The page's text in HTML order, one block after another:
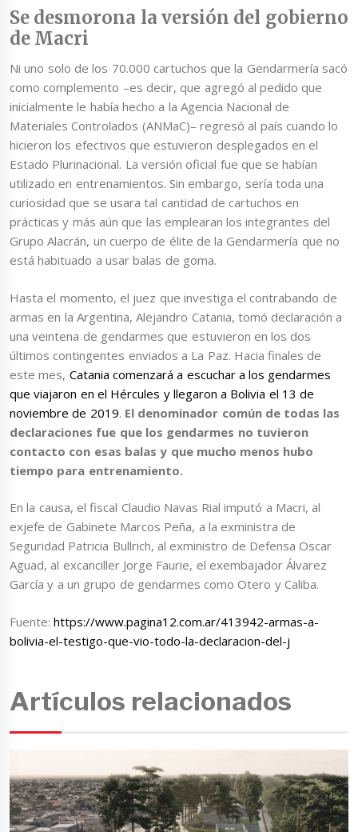
Se desmorona la versión del gobierno
de Macri
Ni uno solo de los 70.000 cartuchos que la Gendarmería sacó
como complemento –es decir, que agregó al pedido que
inicialmente le había hecho a la Agencia Nacional de
Materiales Controlados (ANMaC)– regresó al país cuando lo
hicieron los efectivos que estuvieron desplegados en el
Estado Plurinacional. La versión oficial fue que se habían
utilizado en entrenamientos. Sin embargo, sería toda una
curiosidad que se usara tal cantidad de cartuchos en
prácticas y más aún que las emplearan los integrantes del
Grupo Alacrán, un cuerpo de élite de la Gendarmería que no
está habituado a usar balas de goma.
Hasta el momento, el juez que investiga el contrabando de
armas en la Argentina, Alejandro Catania, tomó declaración a
una veintena de gendarmes que estuvieron en los dos
últimos contingentes enviados a La Paz. Hacia finales de
este mes, Catania comenzará a escuchar a los gendarmes
que viajaron en el Hércules y llegaron a Bolivia el 13 de
noviembre de 2019. El denominador común de todas las
declaraciones fue que los gendarmes no tuvieron
contacto con esas balas y que mucho menos hubo
tiempo para entrenamiento.
En la causa, el fiscal Claudio Navas Rial imputó a Macri, al
exjefe de Gabinete Marcos Peña, a la exministra de
Seguridad Patricia Bullrich, al exministro de Defensa Oscar
Aguad, al excanciller Jorge Faurie, el exembajador Álvarez
García y a un grupo de gendarmes como Otero y Caliba.
Fuente:https://www.pagina12.com.ar/413942-armas-a-
bolivia-el-testigo-que-vio-todo-la-declaracion-del-j
Artículos relacionados